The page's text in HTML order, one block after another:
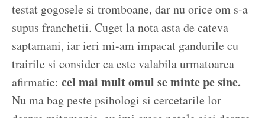
testat gogosele si tromboane, dar nu orice om s-a
supus franchetii. Cuget la nota asta de cateva
saptamani, iar ieri mi-am impacat gandurile cu
trairile si consider ca este valabila urmatoarea
afirmatie: cel mai mult omul se minte pe sine.
Nu ma bag peste psihologi si cercetarile lor